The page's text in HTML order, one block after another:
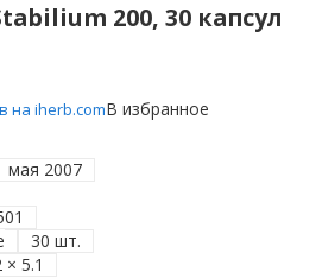
200, 30 капсул
на iherb.comВ избранное
мая 2007
30 шт.
× 5.1